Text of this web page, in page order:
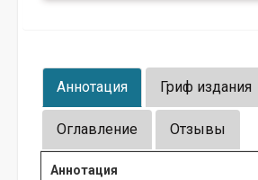
Аннотация Гриф издания
Оглавление Отзывы
Аннотация